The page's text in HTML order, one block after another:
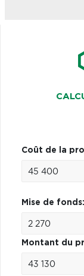
Coût de la
Mise de fonds:
Montant du